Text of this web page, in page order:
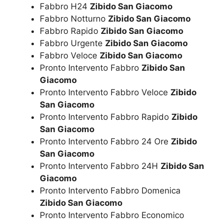
Fabbro H24 Zibido San Giacomo
Fabbro Notturno Zibido San Giacomo
Fabbro Rapido Zibido San Giacomo
Fabbro Urgente Zibido San Giacomo
Fabbro Veloce Zibido San Giacomo
Pronto Intervento Fabbro Zibido San
Giacomo
Pronto Intervento Fabbro Veloce Zibido
San Giacomo
Pronto Intervento Fabbro Rapido Zibido
San Giacomo
Pronto Intervento Fabbro 24 Ore Zibido
San Giacomo
Pronto Intervento Fabbro 24H Zibido San
Giacomo
Pronto Intervento Fabbro Domenica
Zibido San Giacomo
Pronto Intervento Fabbro Economico